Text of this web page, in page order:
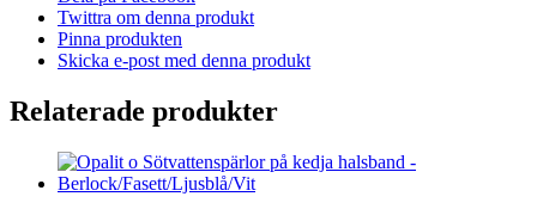
Twittra om denna produkt
Pinna produkten
Skicka e-post med denna produkt
Relaterade produkter